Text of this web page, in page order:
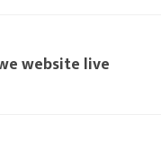
website live